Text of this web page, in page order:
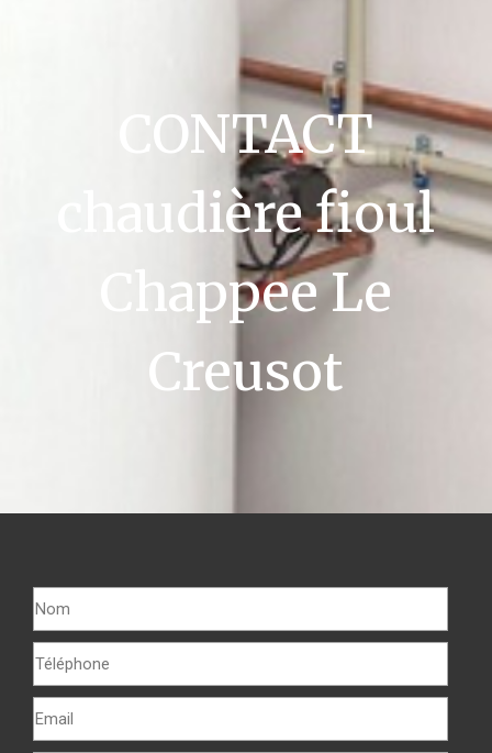
CONTACT
chaudière fioul
Chappee Le
Creusot